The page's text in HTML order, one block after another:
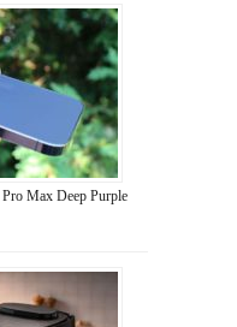
Max Deep Purple